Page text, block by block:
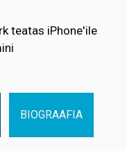
teatas iPhone'ile
BIOGRAAFIA